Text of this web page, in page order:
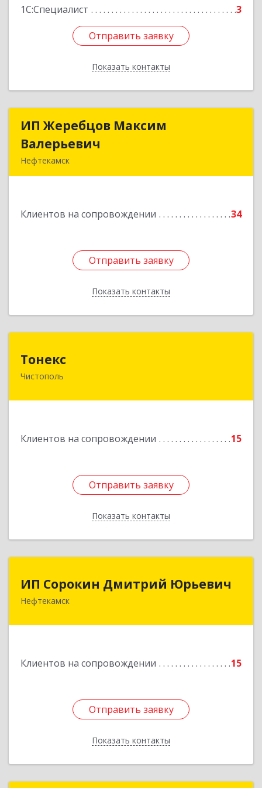
1С:Специалист 3
Отправить заявку
Показать контакты
Отправить заявку
Назад
ИП Жеребцов Максим
Валерьевич
Нефтекамск
Клиентов на сопровождении 34
Отправить заявку
Показать контакты
ИП Жеребцов Максим
Подробнее
Отправить заявку
Назад
Тонекс
Чистополь
Клиентов на сопровождении 15
Отправить заявку
Показать контакты
422980, Татарстан Респ, Чистопольский р-н,
Отправить заявку
Назад
ИП Сорокин Дмитрий Юрьевич
Нефтекамск
Клиентов на сопровождении 15
Отправить заявку
Показать контакты
ИП Сорокин Дмитрий Юрьевич
452684, Башкортостан Респ, Нефтекамск г,
Отправить заявку
Назад